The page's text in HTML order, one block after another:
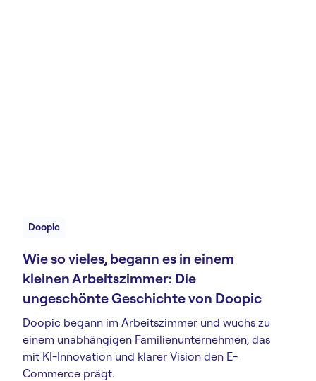
Doopic
Wie so vieles, begann es in einem
kleinen Arbeitszimmer: Die
ungeschönte Geschichte von Doopic
Doopic begann im Arbeitszimmer und wuchs zu
einem unabhängigen Familienunternehmen, das
mit KI-Innovation und klarer Vision den E-
Commerce prägt.